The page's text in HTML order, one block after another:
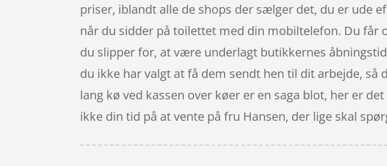
priser, iblandt alle de shops der sælger det, du er ude
når du sidder på toilettet med din mobiltelefon. Du får
du slipper for, at være underlagt butikkernes
du ikke har valgt at få dem sendt hen til dit arbejde,
lang kø ved kassen over køer er en saga blot, her er
ikke din tid på at vente på fru Hansen, der lige skal